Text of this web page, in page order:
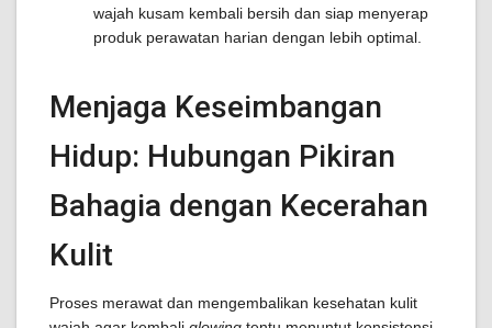
wajah kusam kembali bersih dan siap menyerap
produk perawatan harian dengan lebih optimal.
Menjaga Keseimbangan
Hidup: Hubungan Pikiran
Bahagia dengan Kecerahan
Kulit
Proses merawat dan mengembalikan kesehatan kulit